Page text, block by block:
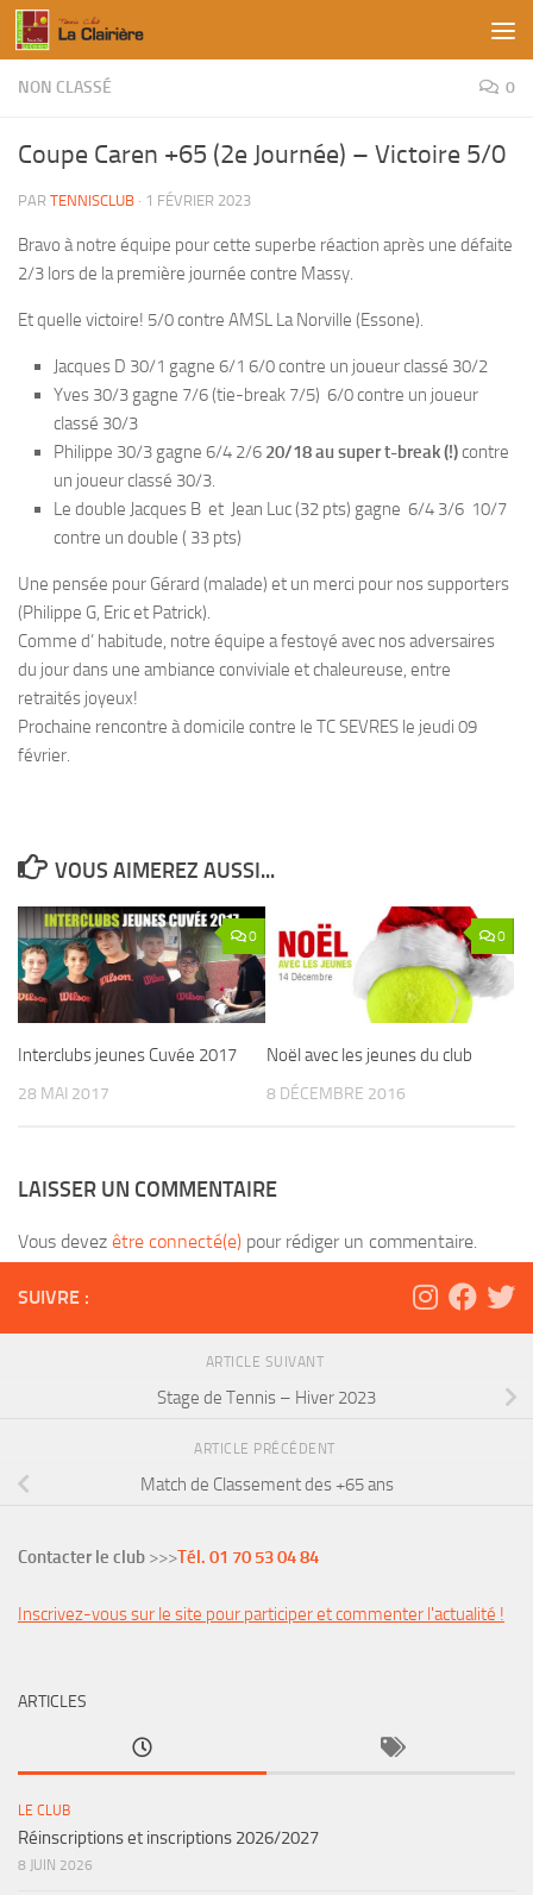
Skip to content
NON CLASSÉ 0
Coupe Caren +65 (2e Journée) – Victoire 5/0
PAR TENNISCLUB · 1 FÉVRIER 2023
Bravo à notre équipe pour cette superbe réaction après une défaite
2/3 lors de la première journée contre Massy.
Et quelle victoire! 5/0 contre AMSL La Norville (Essone).
Jacques D 30/1 gagne 6/1 6/0 contre un joueur classé 30/2
Yves 30/3 gagne 7/6 (tie-break 7/5) 6/0 contre un joueur
classé 30/3
Philippe 30/3 gagne 6/4 2/6 20/18 au super t-break (!)contre
un joueur classé 30/3.
Le double Jacques B et Jean Luc (32 pts) gagne 6/4 3/6 10/7
contre un double ( 33 pts)
Une pensée pour Gérard (malade) et un merci pour nos supporters
(Philippe G, Eric et Patrick).
Comme d’ habitude, notre équipe a festoyé avec nos adversaires
du jour dans une ambiance conviviale et chaleureuse, entre
retraités joyeux!
Prochaine rencontre à domicile contre le TC SEVRES le jeudi 09
février.
VOUS AIMEREZ AUSSI...
0
Interclubs jeunes Cuvée 2017
28 MAI 2017
0
Noël avec les jeunes du club
8 DÉCEMBRE 2016
LAISSER UN COMMENTAIRE
Vous devez être connecté(e) pour rédiger un commentaire.
SUIVRE :
ARTICLE SUIVANT
Stage de Tennis – Hiver 2023
ARTICLE PRÉCÉDENT
Match de Classement des +65 ans
Contacter le club >>>Tél. 01 70 53 04 84
Inscrivez-vous sur le site pour participer et commenter l'actualité !
ARTICLES
LE CLUB
Réinscriptions et inscriptions 2026/2027
8 JUIN 2026